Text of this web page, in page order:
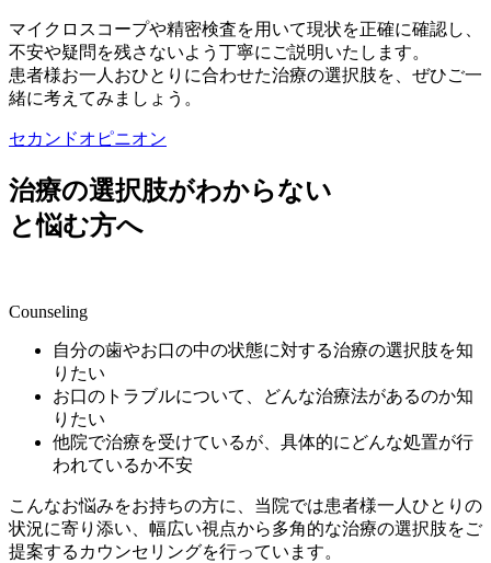
マイクロスコープや精密検査を用いて現状を正確に確認し、
不安や疑問を残さないよう丁寧にご説明いたします。
患者様お一人おひとりに合わせた治療の選択肢を、ぜひご一
緒に考えてみましょう。
セカンドオピニオン
治療の選択肢がわからない
と悩む方へ
Counseling
自分の歯やお口の中の状態に対する治療の選択肢を知
りたい
お口のトラブルについて、どんな治療法があるのか知
りたい
他院で治療を受けているが、具体的にどんな処置が行
われているか不安
こんなお悩みをお持ちの方に、当院では患者様一人ひとりの
状況に寄り添い、幅広い視点から多角的な治療の選択肢をご
提案するカウンセリングを行っています。